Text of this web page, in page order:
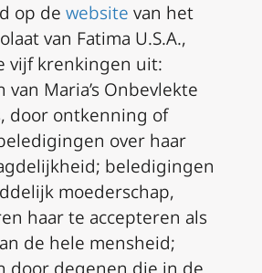
op de website van het
van Fatima U.S.A.,
vijf krenkingen uit:
Maria’s Onbevlekte
door ontkenning of
over haar
beledigingen
moederschap,
haar te accepteren als
de hele mensheid;